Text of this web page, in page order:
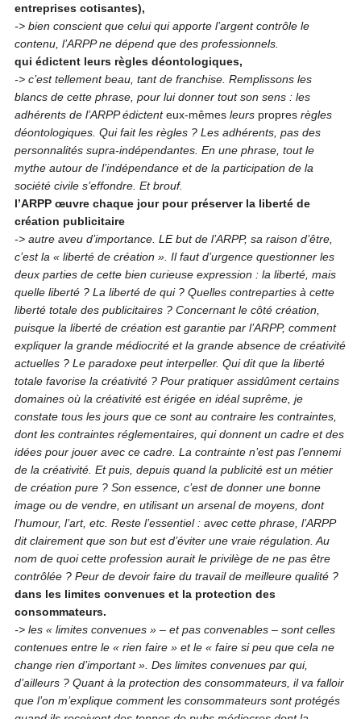
entreprises cotisantes),
-> bien conscient que celui qui apporte l’argent contrôle le
contenu, l’ARPP ne dépend que des professionnels.
qui édictent leurs règles déontologiques,
-> c’est tellement beau, tant de franchise. Remplissons les
blancs de cette phrase, pour lui donner tout son sens : les
adhérents de l’ARPP édictenteux-mêmesleurs propresrègles
déontologiques. Qui fait les règles ? Les adhérents, pas des
personnalités supra-indépendantes. En une phrase, tout le
mythe autour de l’indépendance et de la participation de la
société civile s’effondre. Et brouf.
l’ARPP œuvre chaque jour pour préserver la liberté de
création publicitaire
-> autre aveu d’importance. LE but de l’ARPP, sa raison d’être,
c’est la « liberté de création ». Il faut d’urgence questionner les
deux parties de cette bien curieuse expression : la liberté, mais
quelle liberté ? La liberté de qui ? Quelles contreparties à cette
liberté totale des publicitaires ? Concernant le côté création,
puisque la liberté de création est garantie par l’ARPP, comment
expliquer la grande médiocrité et la grande absence de créativité
actuelles ? Le paradoxe peut interpeller. Qui dit que la liberté
totale favorise la créativité ? Pour pratiquer assidûment certains
domaines où la créativité est érigée en idéal suprême, je
constate tous les jours que ce sont au contraire les contraintes,
dont les contraintes réglementaires, qui donnent un cadre et des
idées pour jouer avec ce cadre. La contrainte n’est pas l’ennemi
de la créativité. Et puis, depuis quand la publicité est un métier
de création pure ? Son essence, c’est de donner une bonne
image ou de vendre, en utilisant un arsenal de moyens, dont
l’humour, l’art, etc. Reste l’essentiel : avec cette phrase, l’ARPP
dit clairement que son but est d’éviter une vraie régulation. Au
nom de quoi cette profession aurait le privilège de ne pas être
contrôlée ? Peur de devoir faire du travail de meilleure qualité ?
dans les limites convenues et la protection des
consommateurs.
-> les « limites convenues » – et pas convenables – sont celles
contenues entre le « rien faire » et le « faire si peu que cela ne
change rien d’important ». Des limites convenues par qui,
d’ailleurs ? Quant à la protection des consommateurs, il va falloir
que l’on m’explique comment les consommateurs sont protégés